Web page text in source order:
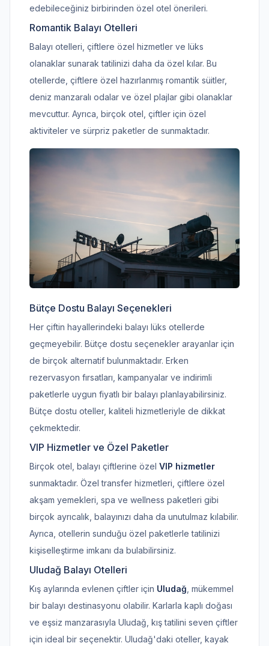
edebileceğiniz birbirinden özel otel önerileri.
Romantik Balayı Otelleri
Balayı otelleri, çiftlere özel hizmetler ve lüks
olanaklar sunarak tatilinizi daha da özel kılar. Bu
otellerde, çiftlere özel hazırlanmış romantik süitler,
deniz manzaralı odalar ve özel plajlar gibi olanaklar
mevcuttur. Ayrıca, birçok otel, çiftler için özel
aktiviteler ve sürpriz paketler de sunmaktadır.
Bütçe Dostu Balayı Seçenekleri
Her çiftin hayallerindeki balayı lüks otellerde
geçmeyebilir. Bütçe dostu seçenekler arayanlar için
de birçok alternatif bulunmaktadır. Erken
rezervasyon fırsatları, kampanyalar ve indirimli
paketlerle uygun fiyatlı bir balayı planlayabilirsiniz.
Bütçe dostu oteller, kaliteli hizmetleriyle de dikkat
çekmektedir.
VIP Hizmetler ve Özel Paketler
Birçok otel, balayı çiftlerine özel VIP hizmetler
sunmaktadır. Özel transfer hizmetleri, çiftlere özel
akşam yemekleri, spa ve wellness paketleri gibi
birçok ayrıcalık, balayınızı daha da unutulmaz kılabilir.
Ayrıca, otellerin sunduğu özel paketlerle tatilinizi
kişiselleştirme imkanı da bulabilirsiniz.
Uludağ Balayı Otelleri
Kış aylarında evlenen çiftler için Uludağ , mükemmel
bir balayı destinasyonu olabilir. Karlarla kaplı doğası
ve eşsiz manzarasıyla Uludağ, kış tatilini seven çiftler
için ideal bir seçenektir. Uludağ'daki oteller, kayak